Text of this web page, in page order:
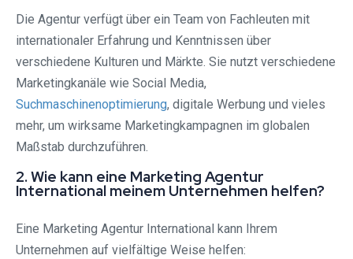
Die Agentur verfügt über ein Team von Fachleuten mit
internationaler Erfahrung und Kenntnissen über
verschiedene Kulturen und Märkte. Sie nutzt verschiedene
Marketingkanäle wie Social Media,
Suchmaschinenoptimierung, digitale Werbung und vieles
mehr, um wirksame Marketingkampagnen im globalen
Maßstab durchzuführen.
2. Wie kann eine Marketing Agentur
International meinem Unternehmen helfen?
Eine Marketing Agentur International kann Ihrem
Unternehmen auf vielfältige Weise helfen: